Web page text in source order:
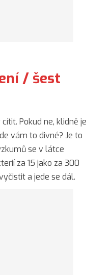
/ šest
Pokud ne, klidně je
vám to divné? Je to
se v látce
za 15 jako za 300
a jede se dál.